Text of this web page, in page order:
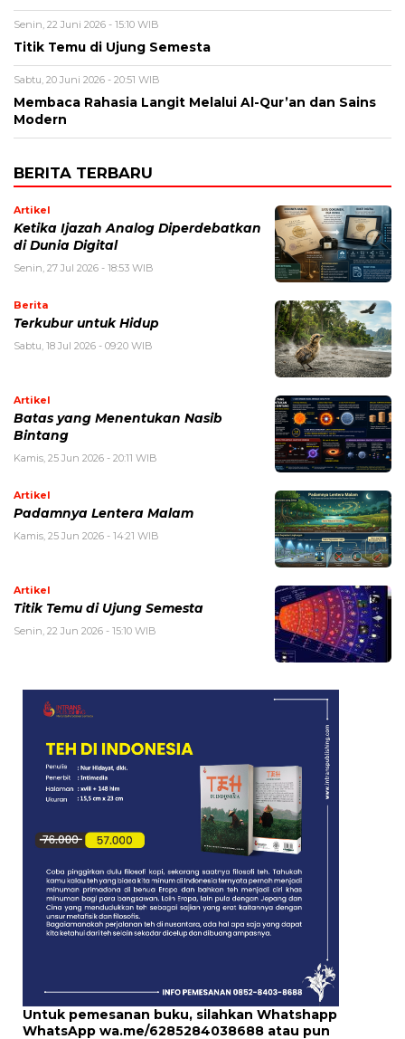
Senin, 22 Juni 2026 - 15:10 WIB
Titik Temu di Ujung Semesta
Sabtu, 20 Juni 2026 - 20:51 WIB
Membaca Rahasia Langit Melalui Al-Qur’an dan Sains
Modern
BERITA TERBARU
Artikel
Ketika Ijazah Analog Diperdebatkan
di Dunia Digital
Senin, 27 Jul 2026 - 18:53 WIB
Berita
Terkubur untuk Hidup
Sabtu, 18 Jul 2026 - 09:20 WIB
Artikel
Batas yang Menentukan Nasib
Bintang
Kamis, 25 Jun 2026 - 20:11 WIB
Artikel
Padamnya Lentera Malam
Kamis, 25 Jun 2026 - 14:21 WIB
Artikel
Titik Temu di Ujung Semesta
Senin, 22 Jun 2026 - 15:10 WIB
Untuk pemesanan buku, silahkan Whatshapp
WhatsApp wa.me/6285284038688 atau pun